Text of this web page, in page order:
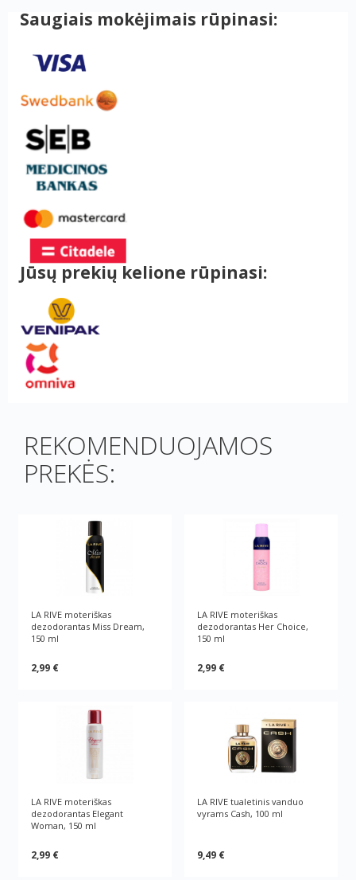
Saugiais mokėjimais rūpinasi:
Jūsų prekių kelione rūpinasi:
REKOMENDUOJAMOS
PREKĖS:
LA RIVE moteriškas
dezodorantas Miss Dream,
150 ml
2,99 €
LA RIVE moteriškas
dezodorantas Her Choice,
150 ml
2,99 €
LA RIVE moteriškas
dezodorantas Elegant
Woman, 150 ml
2,99 €
LA RIVE tualetinis vanduo
vyrams Cash, 100 ml
9,49 €